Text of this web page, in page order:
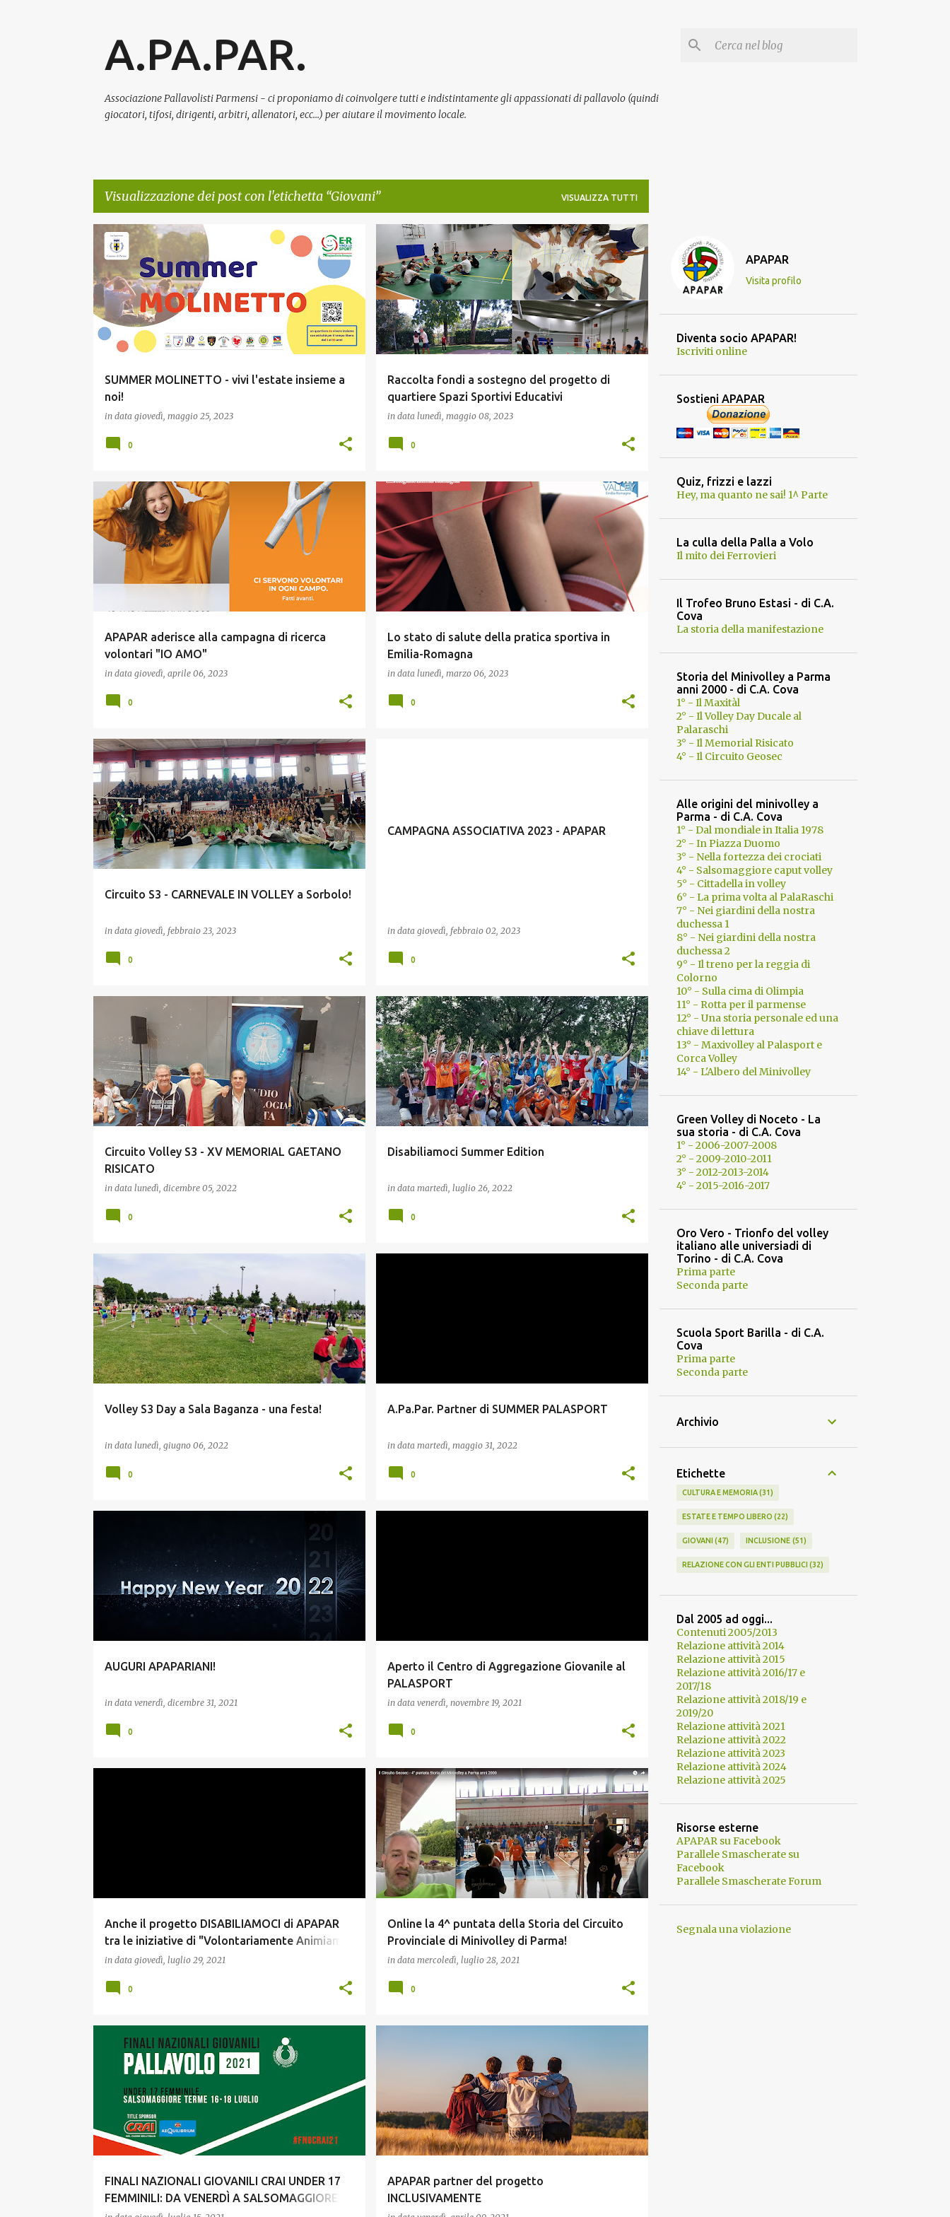
A.PA.PAR.
Associazione Pallavolisti Parmensi - ci proponiamo di coinvolgere tutti e indistintamente gli appassionati di pallavolo (quindi
giocatori, tifosi, dirigenti, arbitri, allenatori, ecc…) per aiutare il movimento locale.
Visualizzazione dei post con l'etichetta Giovani VISUALIZZA TUTTI
o
s
t
SUMMER MOLINETTO - vivi l'estate insieme a
noi!
in data giovedì, maggio 25, 2023
CULTURA E MEMORIA ESTATE E TEMPO LIBERO GIOVANI
INCLUSIONE RELAZIONE CON GLI ENTI PUBBLICI
0
Raccolta fondi a sostegno del progetto di
quartiere Spazi Sportivi Educativi
in data lunedì, maggio 08, 2023
GIOVANI INCLUSIONE
0
APAPAR aderisce alla campagna di ricerca
volontari "IO AMO"
in data giovedì, aprile 06, 2023
CULTURA E MEMORIA ESTATE E TEMPO LIBERO GIOVANI
INCLUSIONE RELAZIONE CON GLI ENTI PUBBLICI
0
Lo stato di salute della pratica sportiva in
Emilia-Romagna
in data lunedì, marzo 06, 2023
CULTURA E MEMORIA GIOVANI +
RELAZIONE CON GLI ENTI PUBBLICI
0
Circuito S3 - CARNEVALE IN VOLLEY a Sorbolo!
in data giovedì, febbraio 23, 2023
GIOVANI
0
CAMPAGNA ASSOCIATIVA 2023 - APAPAR
in data giovedì, febbraio 02, 2023
0
Circuito Volley S3 - XV MEMORIAL GAETANO
RISICATO
in data lunedì, dicembre 05, 2022
GIOVANI
0
Disabiliamoci Summer Edition
in data martedì, luglio 26, 2022
ESTATE E TEMPO LIBERO GIOVANI INCLUSIONE
0
Volley S3 Day a Sala Baganza - una festa!
in data lunedì, giugno 06, 2022
ESTATE E TEMPO LIBERO GIOVANI
0
A.Pa.Par. Partner di SUMMER PALASPORT
in data martedì, maggio 31, 2022
0
AUGURI APAPARIANI!
in data venerdì, dicembre 31, 2021
GIOVANI
+
RELAZIONE CON GLI ENTI PUBBLICI
0
Aperto il Centro di Aggregazione Giovanile al
PALASPORT
in data venerdì, novembre 19, 2021
0
Anche il progetto DISABILIAMOCI di APAPAR
tra le iniziative di "Volontariamente Animiamo
la città"!
in data giovedì, luglio 29, 2021
0
Online la 4^ puntata della Storia del Circuito
Provinciale di Minivolley di Parma!
in data mercoledì, luglio 28, 2021
CULTURA E MEMORIA GIOVANI
0
FINALI NAZIONALI GIOVANILI CRAI UNDER 17
FEMMINILI: DA VENERDÌ A SALSOMAGGIORE IL
GIOVANI
APAPAR partner del progetto
INCLUSIVAMENTE
APAPAR
Visita profilo
Diventa socio APAPAR!
Iscriviti online
Sostieni APAPAR
Quiz, frizzi e lazzi
Hey, ma quanto ne sai! 1^ Parte
La culla della Palla a Volo
Il mito dei Ferrovieri
Il Trofeo Bruno Estasi - di C.A.
Cova
La storia della manifestazione
Storia del Minivolley a Parma
anni 2000 - di C.A. Cova
1° - Il Maxitàl
2° - Il Volley Day Ducale al
Palaraschi
3° - Il Memorial Risicato
4° - Il Circuito Geosec
Alle origini del minivolley a
Parma - di C.A. Cova
1° - Dal mondiale in Italia 1978
2° - In Piazza Duomo
3° - Nella fortezza dei crociati
4° - Salsomaggiore caput volley
5° - Cittadella in volley
6° - La prima volta al PalaRaschi
7° - Nei giardini della nostra
duchessa 1
8° - Nei giardini della nostra
duchessa 2
9° - Il treno per la reggia di
Colorno
10° - Sulla cima di Olimpia
11° - Rotta per il parmense
12° - Una storia personale ed una
chiave di lettura
13° - Maxivolley al Palasport e
Corca Volley
14° - L'Albero del Minivolley
Green Volley di Noceto - La
sua storia - di C.A. Cova
1° - 2006-2007-2008
2° - 2009-2010-2011
3° - 2012-2013-2014
4° - 2015-2016-2017
Oro Vero - Trionfo del volley
italiano alle universiadi di
Torino - di C.A. Cova
Prima parte
Seconda parte
Scuola Sport Barilla - di C.A.
Cova
Prima parte
Seconda parte
Archivio
Etichette
CULTURA E MEMORIA 31
ESTATE E TEMPO LIBERO 22
GIOVANI 47 INCLUSIONE 51
RELAZIONE CON GLI ENTI PUBBLICI 32
Dal 2005 ad oggi...
Contenuti 2005/2013
Relazione attività 2014
Relazione attività 2015
Relazione attività 2016/17 e
2017/18
Relazione attività 2018/19 e
2019/20
Relazione attività 2021
Relazione attività 2022
Relazione attività 2023
Relazione attività 2024
Relazione attività 2025
Risorse esterne
APAPAR su Facebook
Parallele Smascherate su
Facebook
Parallele Smascherate Forum
Segnala una violazione